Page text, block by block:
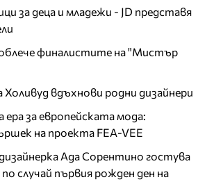
за деца и младежи - JD представя
финалистите на "Мистър
Холивуд вдъхнови родни дизайнери
за европейската мода:
на проекта FEA-VEE
Ада Сорентино гостува
по случай първия рожден ден на